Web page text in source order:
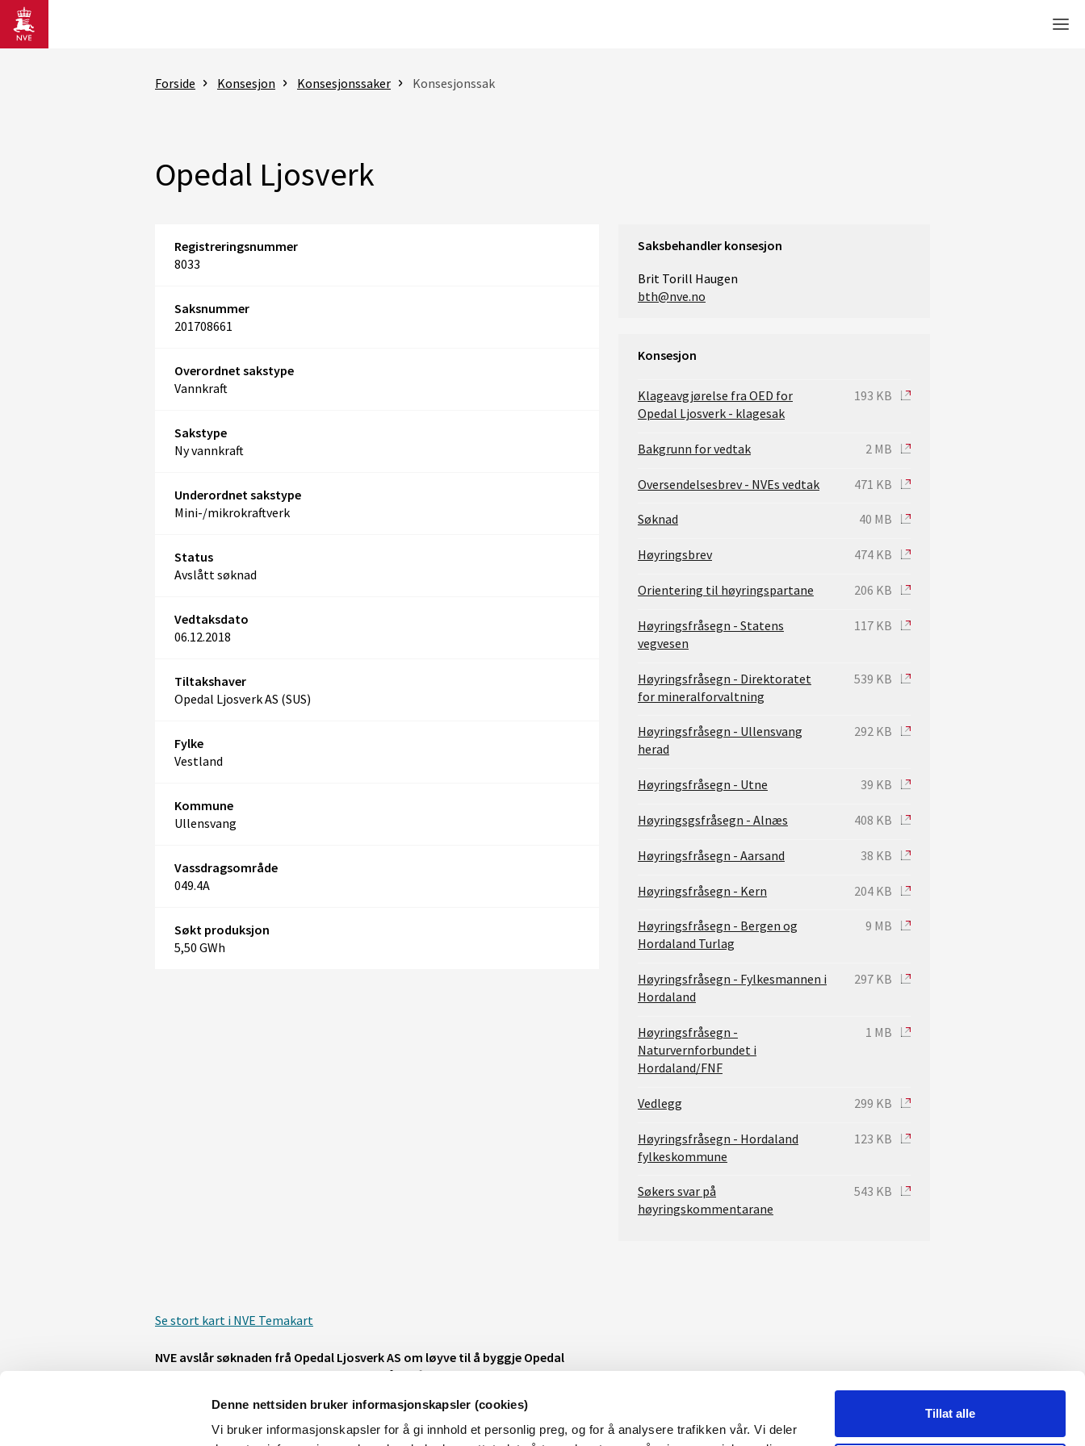
Denne nettsiden bruker informasjonskapsler (cookies)
Vi bruker informasjonskapsler for å gi innhold et personlig preg, og for å analysere trafikken vår. Vi deler
Tillat alle
Gå til hovedinnhold
Forside Konsesjon Konsesjonssaker Konsesjonssak
Opedal Ljosverk
Registreringsnummer
8033
Saksnummer
201708661
Overordnet sakstype
Vannkraft
Sakstype
Ny vannkraft
Underordnet sakstype
Mini-/mikrokraftverk
Status
Avslått søknad
Vedtaksdato
06.12.2018
Tiltakshaver
Opedal Ljosverk AS (SUS)
Fylke
Vestland
Kommune
Ullensvang
Vassdragsområde
049.4A
Søkt produksjon
5,50 GWh
Se stort kart i NVE Temakart
NVE avslår søknaden frå Opedal Ljosverk AS om løyve til å byggje Opedal
Ljosverk i det verna vassdraget Opo/Opsjå i Lofthus i Ullensvang herad fordi ei
NVE meiner at ei utbygging vil gje store irreversible terrenginngrep både i og
Saksbehandler konsesjon
Brit Torill Haugen
bth@nve.no
Konsesjon
Klageavgjørelse fra OED for
Opedal Ljosverk - klagesak
193 KB
Bakgrunn for vedtak 2 MB
Oversendelsesbrev - NVEs vedtak 471 KB
Søknad 40 MB
Høyringsbrev 474 KB
Orientering til høyringspartane 206 KB
Høyringsfråsegn - Statens
vegvesen
117 KB
Høyringsfråsegn - Direktoratet
for mineralforvaltning
539 KB
Høyringsfråsegn - Ullensvang
herad
292 KB
Høyringsfråsegn - Utne 39 KB
Høyringsgsfråsegn - Alnæs 408 KB
Høyringsfråsegn - Aarsand 38 KB
Høyringsfråsegn - Kern 204 KB
Høyringsfråsegn - Bergen og
Hordaland Turlag
9 MB
Høyringsfråsegn - Fylkesmannen i
Hordaland
297 KB
Høyringsfråsegn -
Naturvernforbundet i
Hordaland/FNF
1 MB
Vedlegg 299 KB
Høyringsfråsegn - Hordaland
fylkeskommune
123 KB
Søkers svar på
høyringskommentarane
543 KB